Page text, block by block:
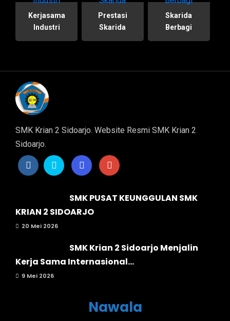
Kerjasama
Industri
Prestasi
Skarida
Skarida
Berbagi
SMK Krian 2 Sidoarjo. Website Resmi SMK Krian 2
Sidoarjo.
SMK PUSAT KEUNGGULAN SMK
KRIAN 2 SIDOARJO
20 Mei 2026
SMK Krian 2 Sidoarjo Menjalin
Kerja Sama Internasional...
9 Mei 2026
Nawala